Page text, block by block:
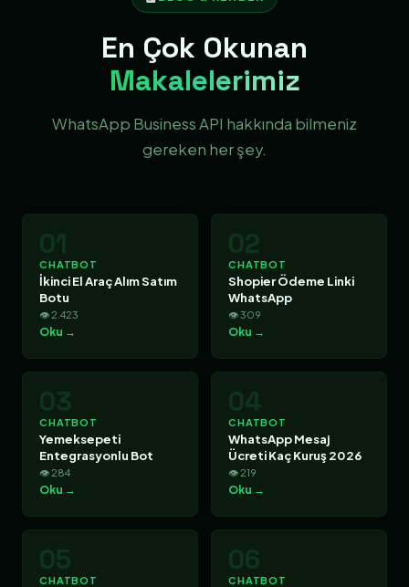
En Çok Okunan
Makalelerimiz
WhatsApp Business API hakkında bilmeniz
gereken her şey.
01
CHATBOT
İkinci El Araç Alım Satım
Botu
👁 2.423
Oku →
02
CHATBOT
Shopier Ödeme Linki
WhatsApp
👁 309
Oku →
03
CHATBOT
Yemeksepeti
Entegrasyonlu Bot
👁 284
Oku →
04
CHATBOT
WhatsApp Mesaj
Ücreti Kaç Kuruş 2026
👁 219
Oku →
05
CHATBOT
06
CHATBOT